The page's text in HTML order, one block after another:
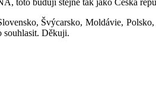
Švýcarsko, Moldávie,
souhlasit. Děkuji.